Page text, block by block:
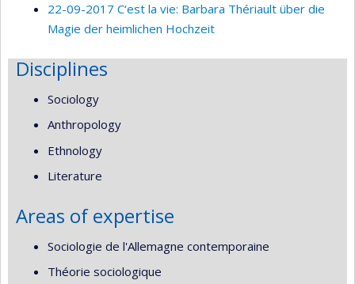
22-09-2017 C‘est la vie: Barbara Thériault über die
Magie der heimlichen Hochzeit
Disciplines
Sociology
Anthropology
Ethnology
Literature
Areas of expertise
Sociologie de l'Allemagne contemporaine
Théorie sociologique